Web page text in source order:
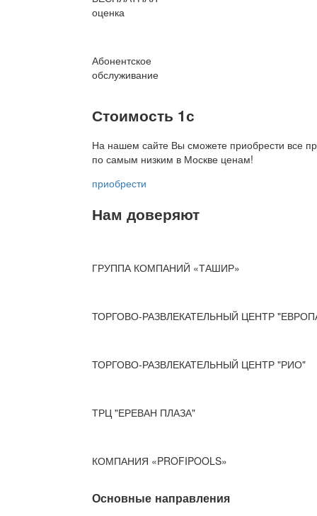
оценка
Абонентское
обслуживание
Стоимость 1с
На нашем сайте Вы сможете приобрести все
по самым низким в Москве ценам!
приобрести
Нам доверяют
ГРУППА КОМПАНИЙ «ТАШИР»
ТОРГОВО-РАЗВЛЕКАТЕЛЬНЫЙ ЦЕНТР
ТОРГОВО-РАЗВЛЕКАТЕЛЬНЫЙ ЦЕНТР "РИО"
ТРЦ "ЕРЕВАН ПЛАЗА"
КОМПАНИЯ «PROFIPOOLS»
Основные направления